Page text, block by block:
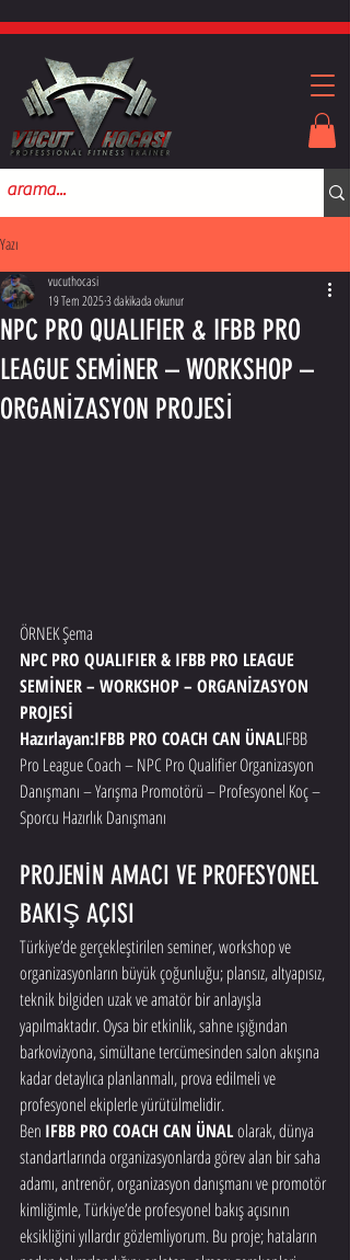
Yazı
NPC PRO QUALIFIER & IFBB PRO
LEAGUE SEMİNER – WORKSHOP –
ORGANİZASYON PROJESİ
vucuthocasi
19 Tem 20253 dakikada okunur
ÖRNEK Şema
NPC PRO QUALIFIER & IFBB PRO LEAGUE
SEMİNER – WORKSHOP – ORGANİZASYON
PROJESİ
Hazırlayan:IFBB PRO COACH CAN ÜNALIFBB
Pro League Coach – NPC Pro Qualifier Organizasyon
Danışmanı – Yarışma Promotörü – Profesyonel Koç –
Sporcu Hazırlık Danışmanı
PROJENİN AMACI VE PROFESYONEL
BAKIŞ AÇISI
Türkiye’de gerçekleştirilen seminer, workshop ve
organizasyonların büyük çoğunluğu; plansız, altyapısız,
teknik bilgiden uzak ve amatör bir anlayışla
yapılmaktadır. Oysa bir etkinlik, sahne ışığından
barkovizyona, simültane tercümesinden salon akışına
kadar detaylıca planlanmalı, prova edilmeli ve
profesyonel ekiplerle yürütülmelidir.
Ben IFBB PRO COACH CAN ÜNAL olarak, dünya
standartlarında organizasyonlarda görev alan bir saha
adamı, antrenör, organizasyon danışmanı ve promotör
kimliğimle, Türkiye’de profesyonel bakış açısının
eksikliğini yıllardır gözlemliyorum. Bu proje; hataların